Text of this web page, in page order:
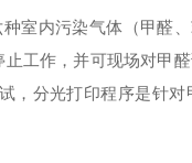
室内污染气体（甲醛
工作，并可现场对甲
，分光打印程序是针